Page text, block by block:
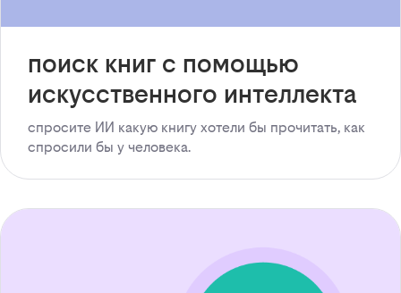
поиск книг с помощью
искусственного интеллекта
спросите ИИ какую книгу хотели бы прочитать, как
спросили бы у человека.